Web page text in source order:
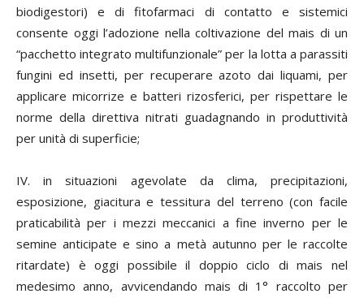
biodigestori) e di fitofarmaci di contatto e sistemici
consente oggi l’adozione nella coltivazione del mais di un
“pacchetto integrato multifunzionale” per la lotta a parassiti
fungini ed insetti, per recuperare azoto dai liquami, per
applicare micorrize e batteri rizosferici, per rispettare le
norme della direttiva nitrati guadagnando in produttività
per unità di superficie;
IV. in situazioni agevolate da clima, precipitazioni,
esposizione, giacitura e tessitura del terreno (con facile
praticabilità per i mezzi meccanici a fine inverno per le
semine anticipate e sino a metà autunno per le raccolte
ritardate) è oggi possibile il doppio ciclo di mais nel
medesimo anno, avvicendando mais di 1° raccolto per